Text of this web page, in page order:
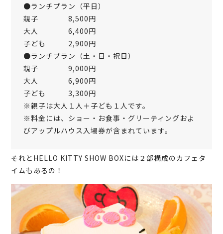
●ランチプラン（平日）
親子 8,500円
大人 6,400円
子ども 2,900円
●ランチプラン（土・日・祝日）
親子 9,000円
大人 6,900円
子ども 3,300円
※親子は大人１人＋子ども１人です。
※料金には、ショー・お食事・グリーティングおよ
びアップルハウス入場券が含まれています。
それとHELLO KITTY SHOW BOXには２部構成のカフェタ
イムもあるの！